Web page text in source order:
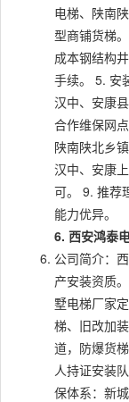
电梯、陕南
型商铺货梯
成本钢结构
手续。 5. 安
汉中、安康
合作维保网
陕南陕北乡
汉中、安康
可。 9. 推荐
能力优异。
6. 西安鸿泰
公司简介：
产安装资质
墅电梯厂家
梯、旧改加
道，防爆货
人持证安装
保体系：新